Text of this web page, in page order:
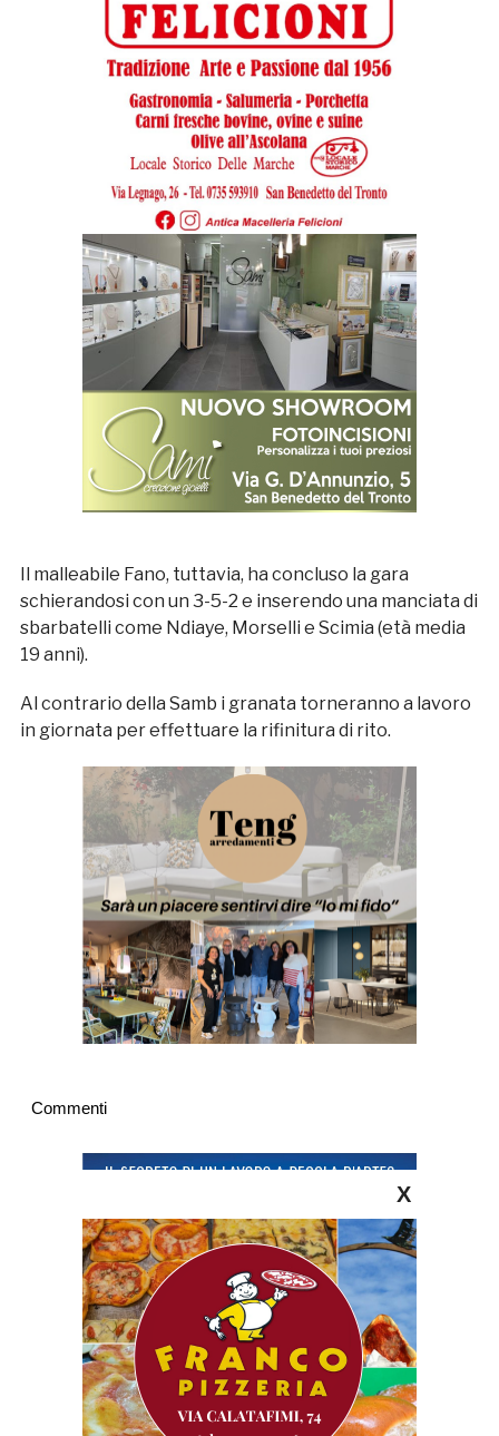
Il malleabile Fano, tuttavia, ha concluso la gara
schierandosi con un 3-5-2 e inserendo una manciata di
sbarbatelli come Ndiaye, Morselli e Scimia (età media
19 anni).
Al contrario della Samb i granata torneranno a lavoro
in giornata per effettuare la rifinitura di rito.
Commenti
X